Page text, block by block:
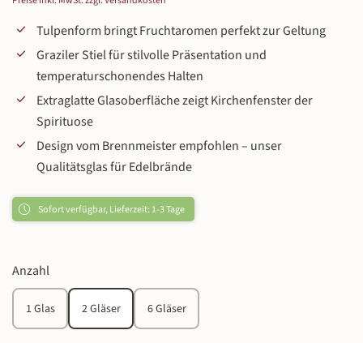
Tulpenform bringt Fruchtaromen perfekt zur Geltung
Graziler Stiel für stilvolle Präsentation und
temperaturschonendes Halten
Extraglatte Glasoberfläche zeigt Kirchenfenster der
Spirituose
Design vom Brennmeister empfohlen – unser
Qualitätsglas für Edelbrände
Sofort verfügbar, Lieferzeit: 1-3 Tage
Anzahlauswählen
1 Glas 2 Gläser 6 Gläser